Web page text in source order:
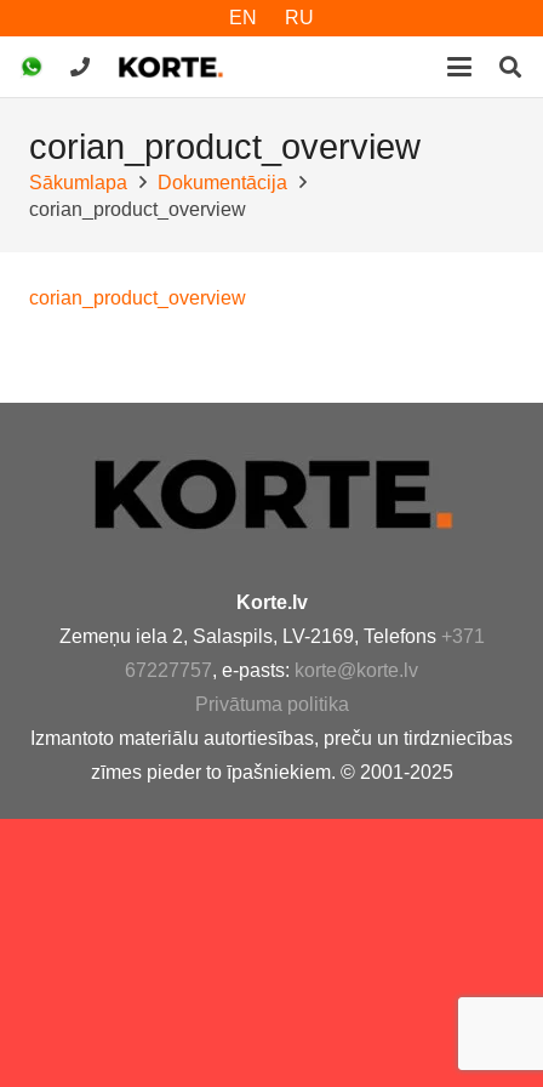
EN RU
corian_product_overview
Sākumlapa
Dokumentācija
corian_product_overview
corian_product_overview
Korte.lv
Zemeņu iela 2, Salaspils, LV-2169, Telefons +371
67227757, e-pasts: korte@korte.lv
Privātuma politika
Izmantoto materiālu autortiesības, preču un tirdzniecības
zīmes pieder to īpašniekiem. © 2001-2025